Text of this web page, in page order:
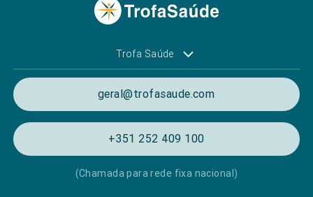
Trofa Saúde
geral@trofasaude.com
+351 252 409 100
(Chamada para rede fixa nacional)